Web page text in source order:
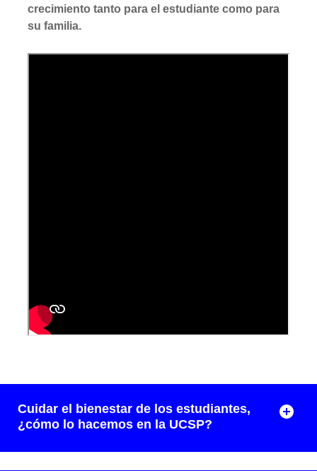
crecimiento tanto para el estudiante como para
su familia.
Cuidar el bienestar de los estudiantes,
¿cómo lo hacemos en la UCSP?